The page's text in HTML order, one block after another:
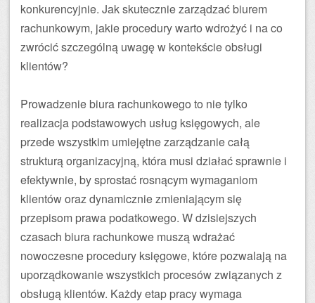
konkurencyjnie. Jak skutecznie zarządzać biurem
rachunkowym, jakie procedury warto wdrożyć i na co
zwrócić szczególną uwagę w kontekście obsługi
klientów?
Prowadzenie biura rachunkowego to nie tylko
realizacja podstawowych usług księgowych, ale
przede wszystkim umiejętne zarządzanie całą
strukturą organizacyjną, która musi działać sprawnie i
efektywnie, by sprostać rosnącym wymaganiom
klientów oraz dynamicznie zmieniającym się
przepisom prawa podatkowego. W dzisiejszych
czasach biura rachunkowe muszą wdrażać
nowoczesne procedury księgowe, które pozwalają na
uporządkowanie wszystkich procesów związanych z
obsługą klientów. Każdy etap pracy wymaga